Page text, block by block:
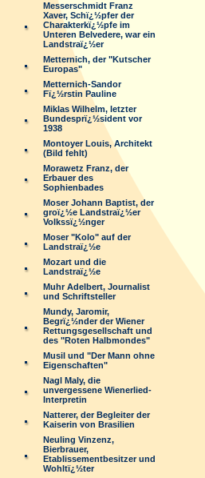
Messerschmidt Franz
Xaver, Schï¿½pfer der
Charakterkï¿½pfe im
Unteren Belvedere, war ein
Landstraï¿½er
Metternich, der "Kutscher
Europas"
Metternich-Sandor
Fï¿½rstin Pauline
Miklas Wilhelm, letzter
Bundesprï¿½sident vor
1938
Montoyer Louis, Architekt
(Bild fehlt)
Morawetz Franz, der
Erbauer des
Sophienbades
Moser Johann Baptist, der
groï¿½e Landstraï¿½er
Volkssï¿½nger
Moser "Kolo" auf der
Landstraï¿½e
Mozart und die
Landstraï¿½e
Muhr Adelbert, Journalist
und Schriftsteller
Mundy, Jaromir,
Begrï¿½nder der Wiener
Rettungsgesellschaft und
des "Roten Halbmondes"
Musil und "Der Mann ohne
Eigenschaften"
Nagl Maly, die
unvergessene Wienerlied-
Interpretin
Natterer, der Begleiter der
Kaiserin von Brasilien
Neuling Vinzenz,
Bierbrauer,
Etablissementbesitzer und
Wohltï¿½ter